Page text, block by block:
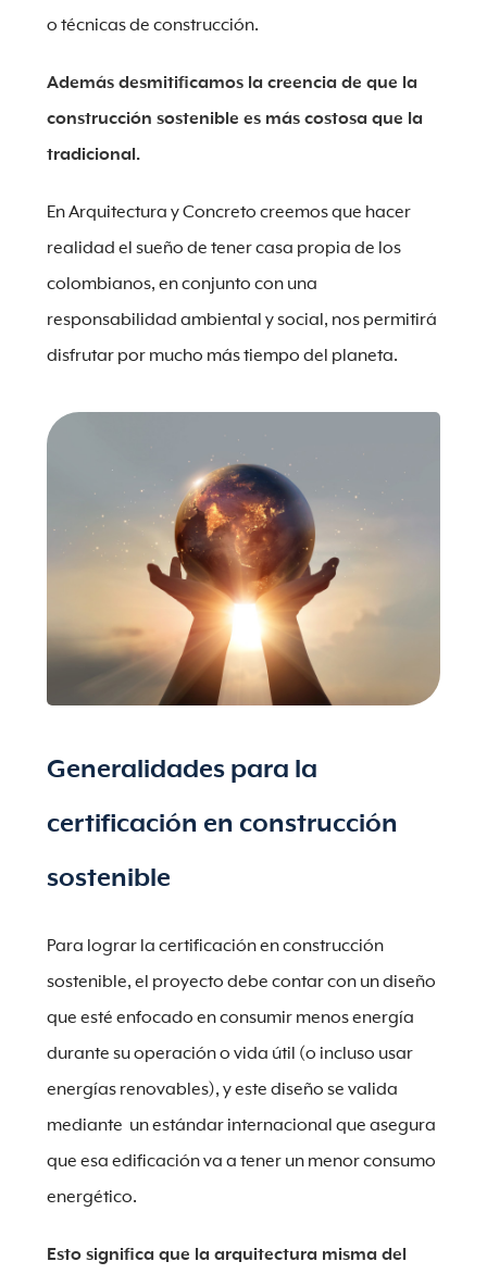
o técnicas de construcción.
Además desmitificamos la creencia de que la
construcción sostenible es más costosa que la
tradicional.
En Arquitectura y Concreto creemos que hacer
realidad el sueño de tener casa propia de los
colombianos, en conjunto con una
responsabilidad ambiental y social, nos permitirá
disfrutar por mucho más tiempo del planeta.
Generalidades para la
certificación en construcción
sostenible
Para lograr la certificación en construcción
sostenible, el proyecto debe contar con un diseño
que esté enfocado en consumir menos energía
durante su operación o vida útil (o incluso usar
energías renovables), y este diseño se valida
mediante un estándar internacional que asegura
que esa edificación va a tener un menor consumo
energético.
Esto significa que la arquitectura misma del